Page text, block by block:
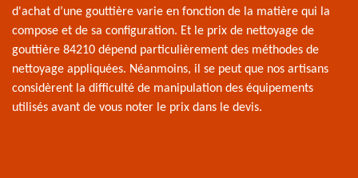
d'achat d’une gouttière varie en fonction de la matière qui la
compose et de sa configuration. Et le prix de nettoyage de
gouttière 84210 dépend particulièrement des méthodes de
nettoyage appliquées. Néanmoins, il se peut que nos artisans
considèrent la difficulté de manipulation des équipements
utilisés avant de vous noter le prix dans le devis.